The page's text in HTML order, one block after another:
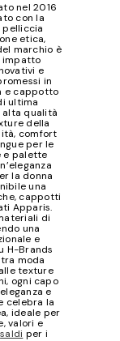
nel 2016
con la
etica,
marchio è
impatto
e
in
e cappotto
ultima
alta qualità
della
comfort
per le
e palette
la donna
una
cappotti
Apparis.
di
una
e
H-Brands
moda
texture
ogni capo
e
celebra la
ideale per
valori e
saldi per i